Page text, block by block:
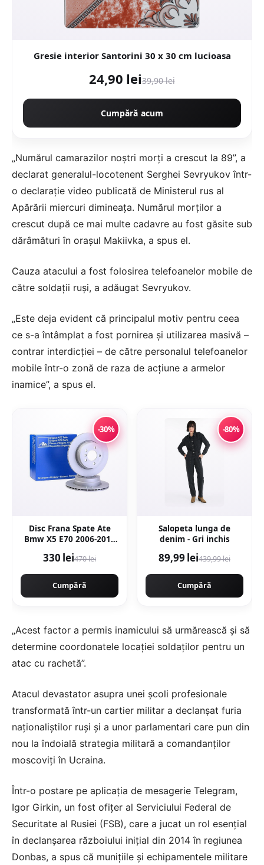
Gresie interior Santorini 30 x 30 cm lucioasa
24,90 lei39,90 lei
Cumpără acum
„Numărul camarazilor noștri morți a crescut la 89”, a
declarat generalul-locotenent Serghei Sevryukov într-
o declarație video publicată de Ministerul rus al
Apărării miercuri dimineața. Numărul morților a
crescut după ce mai multe cadavre au fost găsite sub
dărâmături în orașul Makiivka, a spus el.
Cauza atacului a fost folosirea telefoanelor mobile de
către soldații ruși, a adăugat Sevryukov.
„Este deja evident că principalul motiv pentru ceea
ce s-a întâmplat a fost pornirea și utilizarea masivă –
contrar interdicției – de către personalul telefoanelor
mobile într-o zonă de raza de acțiune a armelor
inamice”, a spus el.
-30%
Disc Frana Spate Ate
Bmw X5 E70 2006-2013
330 lei470 lei
Cumpără
-80%
Salopeta lunga de
denim - Gri inchis
89,99 lei439,99 lei
Cumpără
„Acest factor a permis inamicului să urmărească și să
determine coordonatele locației soldaților pentru un
atac cu rachetă”.
Atacul devastator asupra unei școli profesionale
transformată într-un cartier militar a declanșat furia
naționaliștilor ruși și a unor parlamentari care pun din
nou la îndoială strategia militară a comandanților
moscoviți în Ucraina.
Într-o postare pe aplicația de mesagerie Telegram,
Igor Girkin, un fost ofițer al Serviciului Federal de
Securitate al Rusiei (FSB), care a jucat un rol esențial
în declanșarea războiului inițial din 2014 în regiunea
Donbas, a spus că munițiile și echipamentele militare